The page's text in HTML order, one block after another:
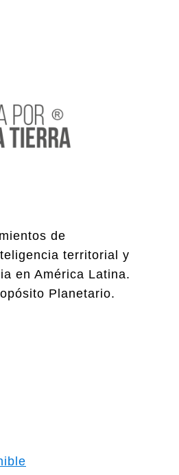
de
territorial y
en América Latina.
Planetario.